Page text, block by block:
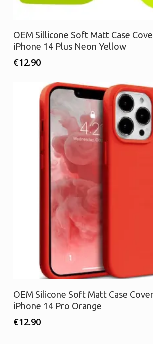
Προσθήκη στο καλάθι
OEM Sillicone Soft Matt Case
iPhone 14 Plus Neon Yellow
€12.90
Προσθήκη στο καλάθι
OEM Silicone Soft Matt Case
iPhone 14 Pro Orange
€12.90